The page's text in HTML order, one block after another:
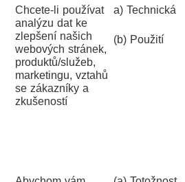
Chcete-li používat
analýzu dat ke
zlepšení našich
webových stránek,
produktů/služeb,
marketingu, vztahů
se zákazníky a
zkušeností
a) Technická
(b) Použití